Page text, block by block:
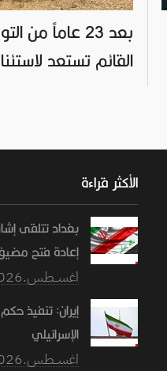
القائم تستعد
الأكثر قراءة
بغداد تتلقى
إعادة فتح
03 اغســطس.2026 - 1:11
إيران: تنفيذ
الإسرائيلي
03 اغســطس.2026 - 19:47